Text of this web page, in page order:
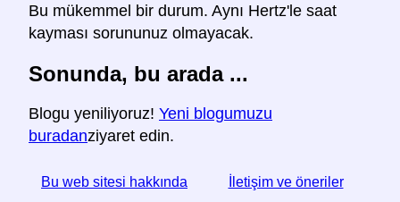
Bu mükemmel bir durum. Aynı Hertz'le saat
kayması sorununuz olmayacak.
Sonunda, bu arada ...
Blogu yeniliyoruz! Yeni blogumuzu
buradanziyaret edin.
Bu web sitesi hakkında İletişim ve öneriler